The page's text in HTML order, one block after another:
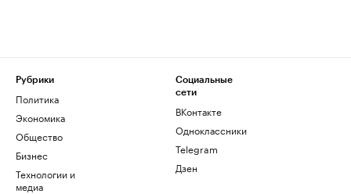
Рубрики
Политика
Экономика
Общество
Бизнес
Технологии и
медиа
Социальные
сети
ВКонтакте
Одноклассники
Telegram
Дзен